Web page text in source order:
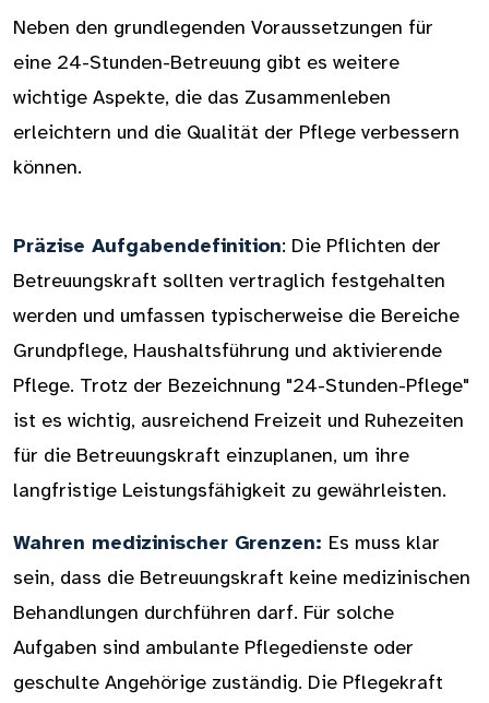
Neben den grundlegenden Voraussetzungen für
eine 24-Stunden-Betreuung gibt es weitere
wichtige Aspekte, die das Zusammenleben
erleichtern und die Qualität der Pflege verbessern
können.
Präzise Aufgabendefinition: Die Pflichten der
Betreuungskraft sollten vertraglich festgehalten
werden und umfassen typischerweise die Bereiche
Grundpflege, Haushaltsführung und aktivierende
Pflege. Trotz der Bezeichnung "24-Stunden-Pflege"
ist es wichtig, ausreichend Freizeit und Ruhezeiten
für die Betreuungskraft einzuplanen, um ihre
langfristige Leistungsfähigkeit zu gewährleisten.
Wahren medizinischer Grenzen: Es muss klar
sein, dass die Betreuungskraft keine medizinischen
Behandlungen durchführen darf. Für solche
Aufgaben sind ambulante Pflegedienste oder
geschulte Angehörige zuständig. Die Pflegekraft